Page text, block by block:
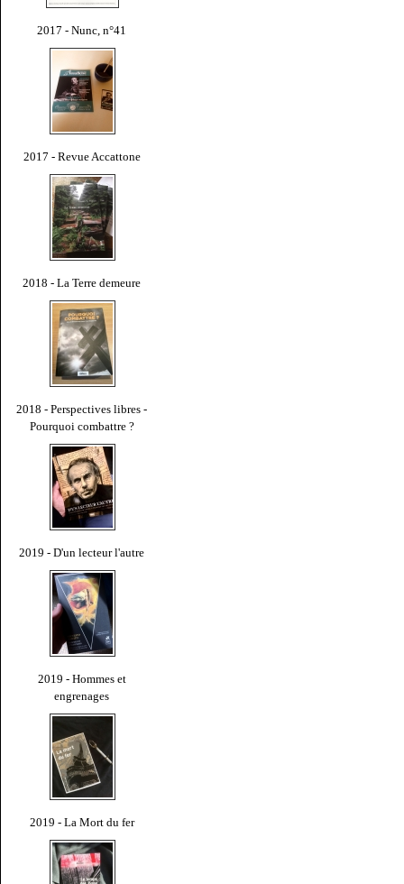
2017 - Nunc, n°41
2017 - Revue Accattone
2018 - La Terre demeure
2018 - Perspectives libres -
Pourquoi combattre ?
2019 - D'un lecteur l'autre
2019 - Hommes et
engrenages
2019 - La Mort du fer